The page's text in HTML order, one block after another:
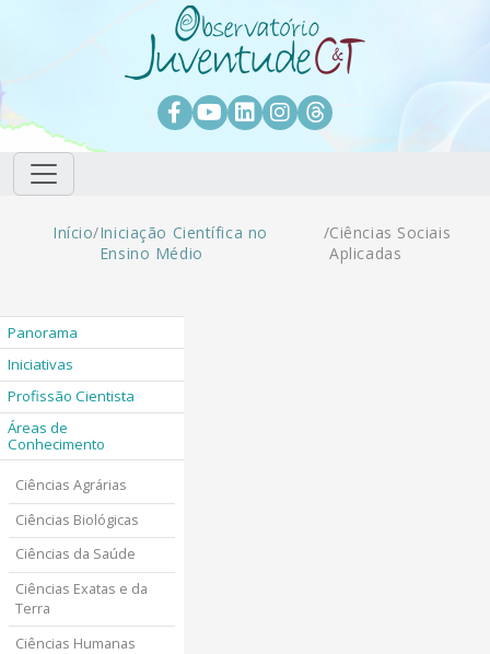
Pular para o conteúdo principal
Facebook
Youtube
LinkedIn
Instagram
Threads
Trilha de navegação
Início/Iniciação Científica no
Ensino Médio
/Ciências Sociais
Aplicadas
Panorama
Iniciativas
Profissão Cientista
Áreas de
Conhecimento
Ciências Agrárias
Ciências Biológicas
Ciências da Saúde
Ciências Exatas e da
Terra
Ciências Humanas